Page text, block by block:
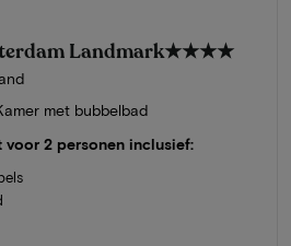
Landmark★★★★
met bubbelbad
voor 2 personen inclusief: